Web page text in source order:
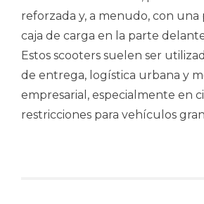
reforzada y, a menudo, con una
caja de carga en la parte
Estos scooters suelen ser
de entrega, logística urbana y
empresarial, especialmente en
restricciones para vehículos